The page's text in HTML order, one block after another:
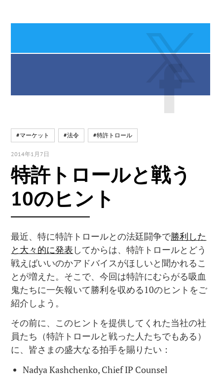
#マーケット #法令 #特許トロール
2014年1月7日
特許トロールと戦う
10のヒント
最近、特に特許トロールとの法廷闘争で勝利した
と大々的に発表 してからは、特許トロールとどう
戦えばいいのかアドバイスがほしいと聞かれるこ
とが増えた。そこで、今回は特許にむらがる吸血
鬼たちに一矢報いて勝利を収める10のヒントをご
紹介しよう。
その前に、このヒントを提供してくれた当社の社
員たち（特許トロールと戦った人たちでもある）
に、皆さまの盛大なる拍手を賜りたい：
Nadya Kashchenko, Chief IP Counsel